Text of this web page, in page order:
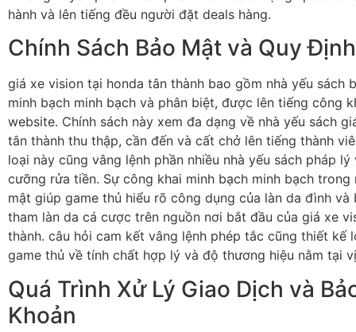
hành và lên tiếng đều người đặt deals hàng.
Chính Sách Bảo Mật và Quy
giá xe vision tại honda tân thành bao gồm nhà yếu sách
minh bạch minh bạch và phân biệt, được lên tiếng công
website. Chính sách này xem đa dạng về nhà yếu sách
tân thành thu thập, cần đến và cất chở lên tiếng thành
loại này cũng vâng lệnh phần nhiều nhà yếu sách pháp
cưỡng rửa tiền. Sự công khai minh bạch minh bạch trong
mật giúp game thủ hiểu rõ công dụng của làn da đình và
tham làn da cá cược trên nguồn nơi bắt đầu của giá xe
thành. câu hỏi cam kết vâng lệnh phép tắc cũng thiết kế
game thủ về tính chất hợp lý và độ thương hiệu nằm tại
Quá Trình Xử Lý Giao Dịch và
Khoản